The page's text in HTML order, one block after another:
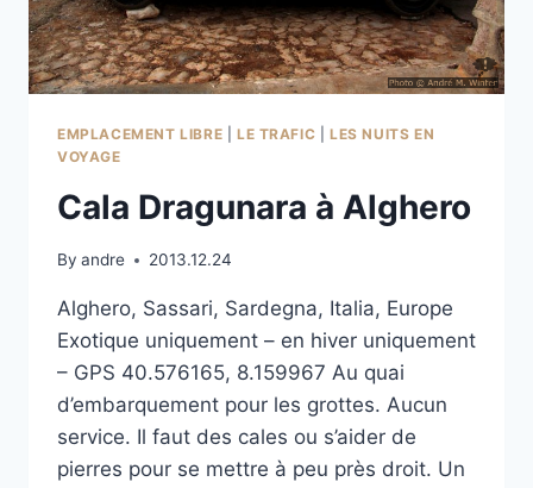
EMPLACEMENT LIBRE LE TRAFIC |LES NUITS EN
VOYAGE
Cala Dragunara à Alghero
By andre 2013.12.24
Alghero, Sassari, Sardegna, Italia, Europe
Exotique uniquement – en hiver uniquement
– GPS 40.576165, 8.159967 Au quai
d’embarquement pour les grottes. Aucun
service. Il faut des cales ou s’aider de
pierres pour se mettre à peu près droit. Un